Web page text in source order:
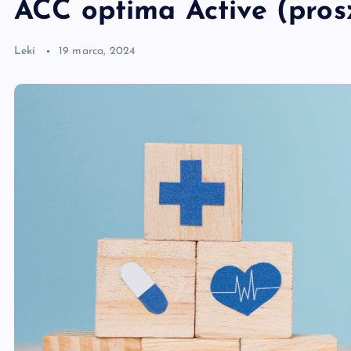
ACC optima Active
Leki 19 marca, 2024